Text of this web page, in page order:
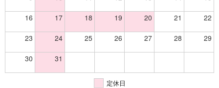
16 17 18 19 20 21 22
23 24 25 26 27 28 29
30 31
定休日